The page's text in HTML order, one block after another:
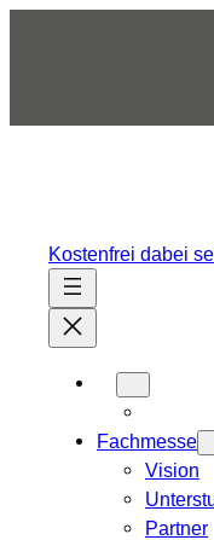
Kostenfrei dabei
Fachmesse
Vision
Partner